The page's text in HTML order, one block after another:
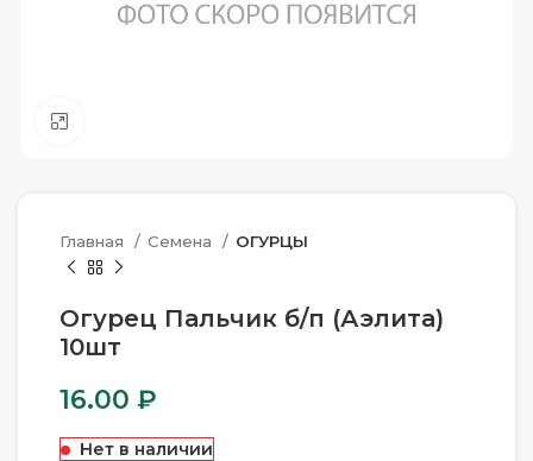
Главная Семена ОГУРЦЫ
Огурец Пальчик б/п (Аэлита)
10шт
16.00 ₽
Нет в наличии